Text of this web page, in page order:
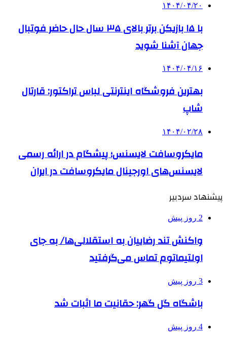
۱۴۰۴/۰۴/۲۰
با ۱۵ بازیکن برتر بالای ۳۵ سال حال حاضر فوتبال
جهان آشنا شوید
۱۴۰۴/۰۴/۱۶
بهترین فروشگاه اینترنتی لباس تراکتور: قارتال
شاپ
۱۴۰۴/۰۲/۲۸
مایکروسافت لایسنس؛ پیشگام در ارائه رسمی
لایسنس‌های اورجینال مایکروسافت در ایران
پیشنهاد سردبیر
2 روز پیش
واکنش تند رضاییان به استقلالی‌ها/ به جای
اولتیماتوم تماس می‌گرفتید
3 روز پیش
باشگاه گل گهر: حقانیت ما اثبات شد
4 روز پیش